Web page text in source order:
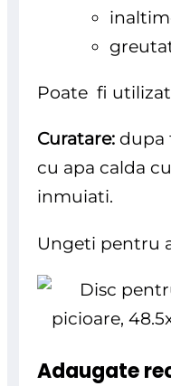
Poate fi
Curatare: dupa
cu apa calda
inmuiati.
Ungeti pentru
Adaugate